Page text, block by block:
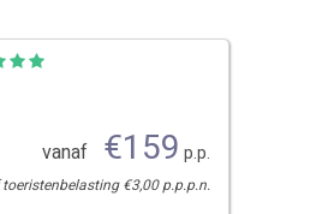
vanaf €159 p.p.
€3,00 p.p.p.n.